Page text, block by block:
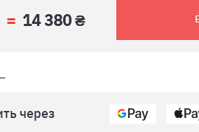
14 380 ₴
через